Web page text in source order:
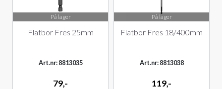
På lager
Flatbor Fres 25mm
Art.nr: 8813035
79,-
På lager
Flatbor Fres 18/400mm
Art.nr: 8813038
119,-